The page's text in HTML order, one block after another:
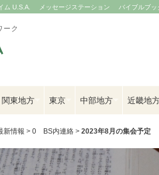
ム U.S.A. メッセージステーション バイブルブッ
ーク
関東地方 東京 中部地方 近畿地
新情報 > 0 BS内連絡 > 2023年8月の集会予定